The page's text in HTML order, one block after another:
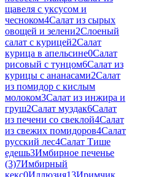
щавеля с уксусом и
чесноком4Салат из сырых
овощей и зелени2Слоеный
салат с курицей2Салат
курица в апельсине0Салат
рисовый с тунцом6Салат из
курицы с ананасами2Салат
из помидор с кислым
молоком3Салат из инжира и
груш2Салат муздак6Салат
из печени со свеклой4Салат
из свежих помидоров4Салат
русский лес4Салат Тише
едешь3Имбирное печенье
(3)7Имбирный